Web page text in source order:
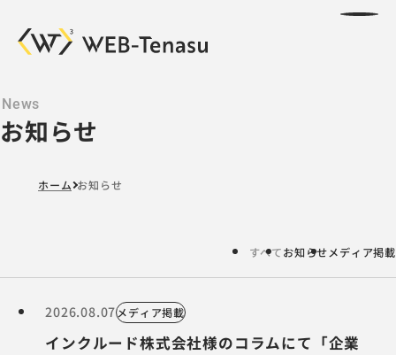
コ
ン
動
お知らせ
ホーム お知らせ
すべてお知らせメディア掲載
2026.08.07メディア掲載
インクルード株式会社様のコラムにて「企業